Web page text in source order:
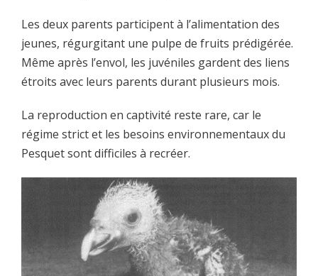
Les deux parents participent à l’alimentation des
jeunes, régurgitant une pulpe de fruits prédigérée.
Même après l’envol, les juvéniles gardent des liens
étroits avec leurs parents durant plusieurs mois.
La reproduction en captivité reste rare, car le
régime strict et les besoins environnementaux du
Pesquet sont difficiles à recréer.